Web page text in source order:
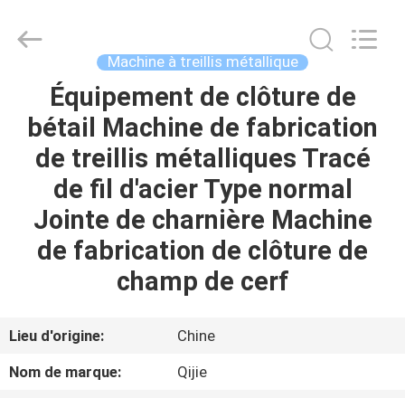
MAISON
DES
PRODUITS
NOUS
Mesh
Machine à treillis métallique
Équipement de clôture de
bétail Machine de fabrication
de treillis métalliques Tracé
de fil d'acier Type normal
Jointe de charnière Machine
de fabrication de clôture de
champ de cerf
Lieu d'origine:
Chine
Nom de marque:
Qijie